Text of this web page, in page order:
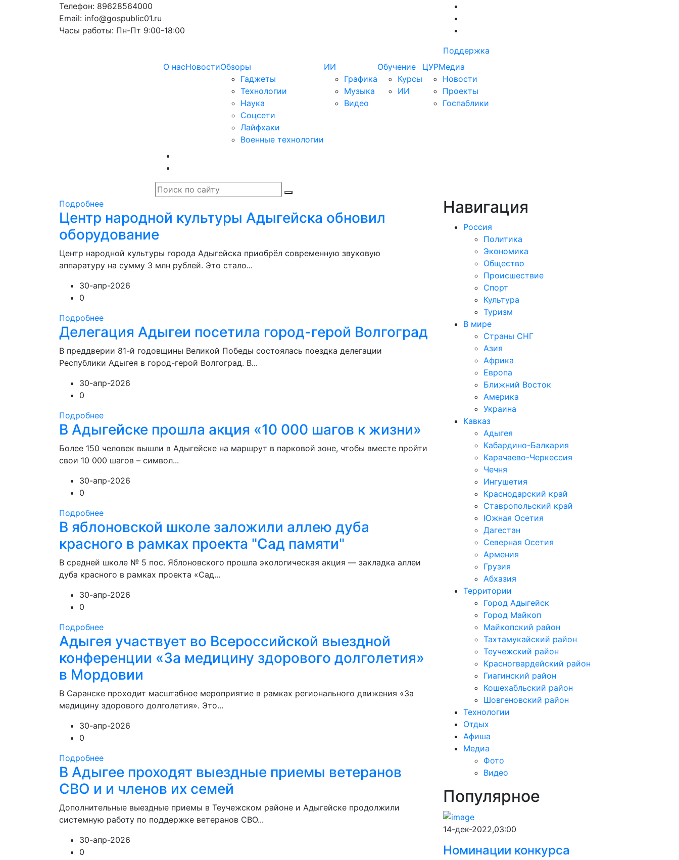
Телефон: 89628564000
Email: info@gospublic01.ru
Часы работы: Пн-Пт 9:00-18:00
Поддержка
О насНовостиОбзоры
Гаджеты
Технологии
Наука
Соцсети
Лайфхаки
Военные технологии
ИИ
Графика
Музыка
Видео
Обучение
Курсы
ИИ
ЦУРМедиа
Новости
Проекты
Госпаблики
Подробнее
Центр народной культуры Адыгейска обновил
оборудование
Центр народной культуры города Адыгейска приобрёл современную звуковую
аппаратуру на сумму 3 млн рублей. Это стало...
30-апр-2026
0
Подробнее
Делегация Адыгеи посетила город-герой Волгоград
В преддверии 81-й годовщины Великой Победы состоялась поездка делегации
Республики Адыгея в город-герой Волгоград. В...
30-апр-2026
0
Подробнее
В Адыгейске прошла акция «10 000 шагов к жизни»
Более 150 человек вышли в Адыгейске на маршрут в парковой зоне, чтобы вместе пройти
свои 10 000 шагов – символ...
30-апр-2026
0
Подробнее
В яблоновской школе заложили аллею дуба
красного в рамках проекта "Сад памяти"
В средней школе № 5 пос. Яблоновского прошла экологическая акция — закладка аллеи
дуба красного в рамках проекта «Сад...
30-апр-2026
0
Подробнее
Адыгея участвует во Всероссийской выездной
конференции «За медицину здорового долголетия»
в Мордовии
В Саранске проходит масштабное мероприятие в рамках регионального движения «За
медицину здорового долголетия». Это...
30-апр-2026
0
Подробнее
В Адыгее проходят выездные приемы ветеранов
СВО и и членов их семей
Дополнительные выездные приемы в Теучежском районе и Адыгейске продолжили
системную работу по поддержке ветеранов СВО...
30-апр-2026
0
Навигация
Россия
Политика
Экономика
Общество
Происшествие
Спорт
Культура
Туризм
В мире
Страны СНГ
Азия
Африка
Европа
Ближний Восток
Америка
Украина
Кавказ
Адыгея
Кабардино-Балкария
Карачаево-Черкессия
Чечня
Ингушетия
Краснодарский край
Ставропольский край
Южная Осетия
Дагестан
Северная Осетия
Армения
Грузия
Абхазия
Территории
Город Адыгейск
Город Майкоп
Майкопский район
Тахтамукайский район
Теучежский район
Красногвардейский район
Гиагинский район
Кошехабльский район
Шовгеновский район
Технологии
Отдых
Афиша
Медиа
Фото
Видео
Популярное
14-дек-2022,03:00
Номинации конкурса